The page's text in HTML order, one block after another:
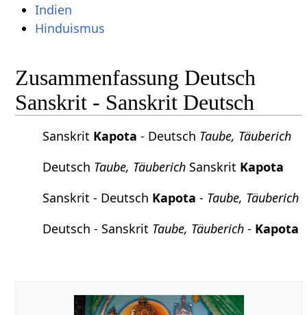
Indien
Hinduismus
Zusammenfassung Deutsch
Sanskrit - Sanskrit Deutsch
Sanskrit Kapota - Deutsch Taube, Täuberich
Deutsch Taube, Täuberich Sanskrit Kapota
Sanskrit - Deutsch Kapota - Taube, Täuberich
Deutsch - Sanskrit Taube, Täuberich - Kapota